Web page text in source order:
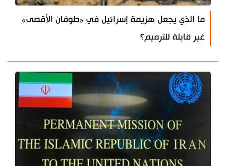
ما الذي يجعل هزيمة إسرائيل في «طوفان الأقصى»
غير قابلة للترميم؟